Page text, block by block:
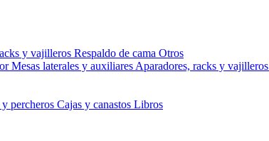
y vajilleros Respaldo de cama Otros
Mesas laterales y auxiliares Aparadores, racks y vajilleros
percheros Cajas y canastos Libros